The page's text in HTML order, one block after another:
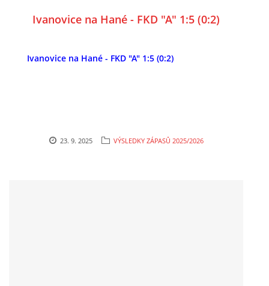
Ivanovice na Hané - FKD "A" 1:5 (0:2)
Ivanovice na Hané - FKD "A" 1:5 (0:2)
23. 9. 2025 VÝSLEDKY ZÁPASŮ 2025/2026